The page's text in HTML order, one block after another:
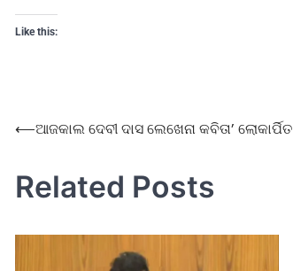
Like this:
⟵ଆଜକାଲ ଦେବୀ ଦାସ ଲେଖେନା କବିତା’ ଲୋକାର୍ପିତ
Related Posts